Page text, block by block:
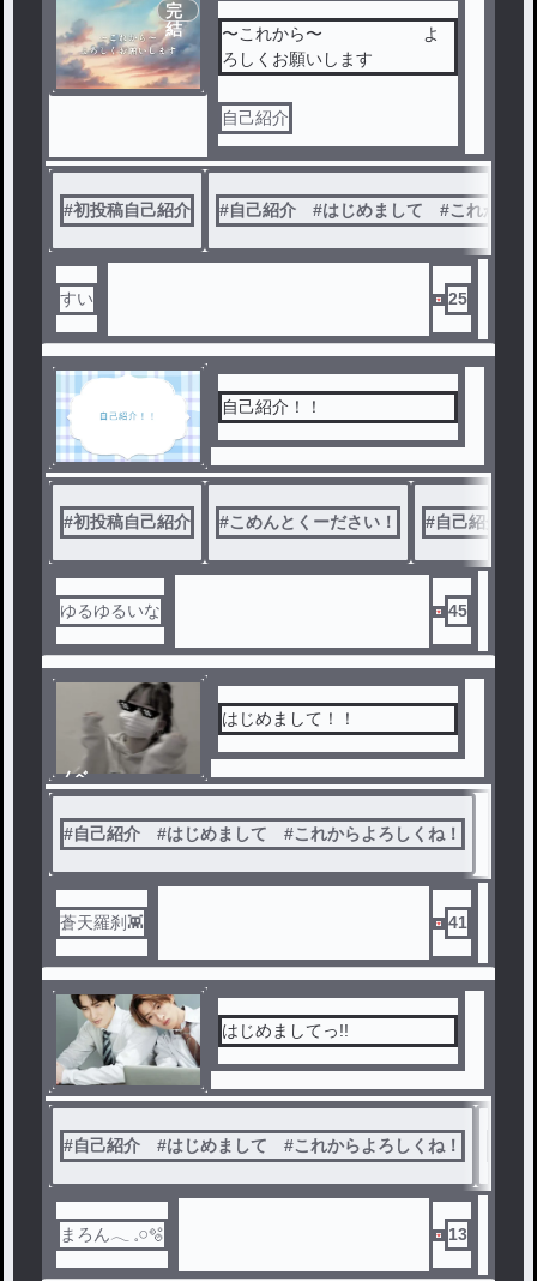
完
結
〜これから〜 よ
ろしくお願いします
自己紹介
#初投稿自己紹介 #自己紹介 #はじめまして #これからよ
すい 25
自己紹介！！
#初投稿自己紹介 #こめんとくーださい！ #自己紹介 #
ゆるゆるいな 45
ノベ
ル
はじめまして！！
#自己紹介 #はじめまして #これからよろしくね！
蒼天羅刹👾 41
はじめましてっ!!
#自己紹介 #はじめまして #これからよろしくね！
まろん‪𓂃 𓈒𓏸🫧 13